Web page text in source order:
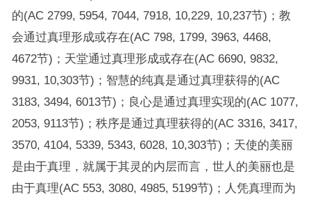
的(AC 2799, 5954, 7044, 7918, 10,229, 10,237节)；教
会通过真理形成或存在(AC 798, 1799, 3963, 4468,
4672节)；天堂通过真理形成或存在(AC 6690, 9832,
9931, 10,303节)；智慧的纯真是通过真理获得的(AC
3183, 3494, 6013节)；良心是通过真理实现的(AC 1077,
2053, 9113节)；秩序是通过真理获得的(AC 3316, 3417,
3570, 4104, 5339, 5343, 6028, 10,303节)；天使的美丽
是由于真理，就属于其灵的内层而言，世人的美丽也是
由于真理(AC 553, 3080, 4985, 5199节)；人凭真理而为